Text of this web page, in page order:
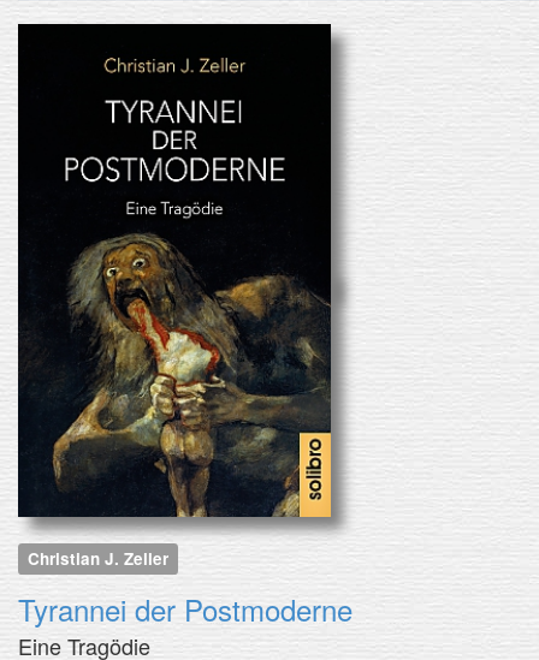
Christian J. Zeller
Tyrannei der Postmoderne
Eine Tragödie